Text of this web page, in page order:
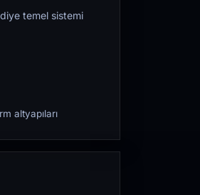
temel sistemi
altyapıları